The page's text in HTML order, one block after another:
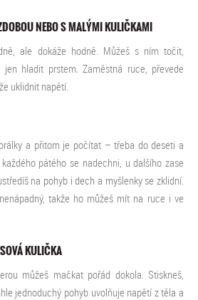
NEBO S MALÝMI KULIČKAMI
ale dokáže hodně. Můžeš s ním točit,
hladit prstem. Zaměstná ruce, převede
uklidnit napětí.
a přitom je počítat – třeba do deseti a
pátého se nadechni, u dalšího zase
na pohyb i dech a myšlenky se zklidní.
takže ho můžeš mít na ruce i ve
KULIČKA
můžeš mačkat pořád dokola. Stiskneš,
jednoduchý pohyb uvolňuje napětí z těla a